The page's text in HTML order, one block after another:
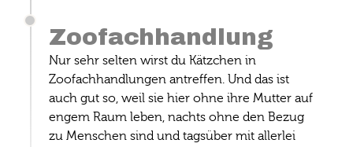
Zoofachhandlung
Nur sehr selten wirst du Kätzchen in
Zoofachhandlungen antreffen. Und das ist
auch gut so, weil sie hier ohne ihre Mutter auf
engem Raum leben, nachts ohne den Bezug
zu Menschen sind und tagsüber mit allerlei